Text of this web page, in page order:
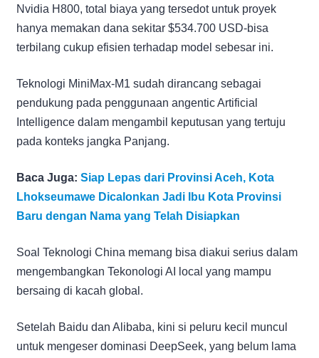
Nvidia H800, total biaya yang tersedot untuk proyek
hanya memakan dana sekitar $534.700 USD-bisa
terbilang cukup efisien terhadap model sebesar ini.
Teknologi MiniMax-M1 sudah dirancang sebagai
pendukung pada penggunaan angentic Artificial
Intelligence dalam mengambil keputusan yang tertuju
pada konteks jangka Panjang.
Baca Juga: Siap Lepas dari Provinsi Aceh, Kota
Lhokseumawe Dicalonkan Jadi Ibu Kota Provinsi
Baru dengan Nama yang Telah Disiapkan
Soal Teknologi China memang bisa diakui serius dalam
mengembangkan Tekonologi AI local yang mampu
bersaing di kacah global.
Setelah Baidu dan Alibaba, kini si peluru kecil muncul
untuk mengeser dominasi DeepSeek, yang belum lama